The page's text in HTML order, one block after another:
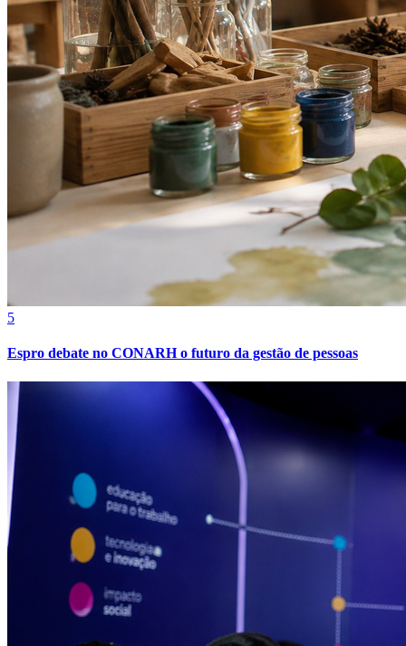
Fortaleza
5
Espro debate no CONARH o futuro da gestão de pessoas